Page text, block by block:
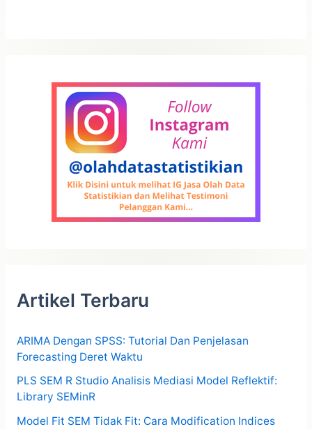
Artikel Terbaru
ARIMA Dengan SPSS: Tutorial Dan Penjelasan
Forecasting Deret Waktu
PLS SEM R Studio Analisis Mediasi Model Reflektif:
Library SEMinR
Model Fit SEM Tidak Fit: Cara Modification Indices